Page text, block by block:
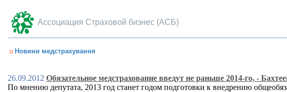
Ассоциация Страховой бизнес (АСБ)
Новини медстрахування
26.09.2012 Обязательное медстрахование введут не раньше 2014-го, -
По мнению депутата, 2013 год станет годом подготовки к внедрению